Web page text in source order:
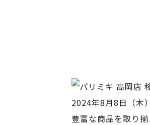
2024年8月8日（木
豊富な商品を取り